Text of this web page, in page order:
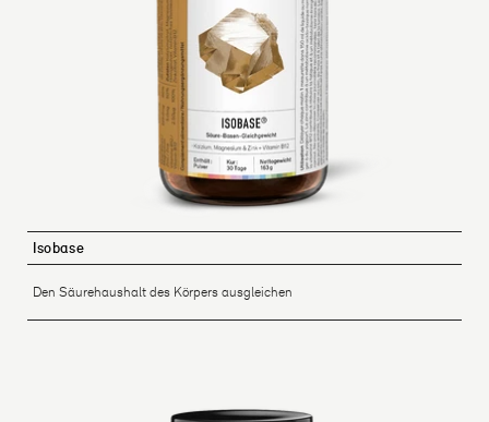
Isobase
Den Säurehaushalt des Körpers ausgleichen